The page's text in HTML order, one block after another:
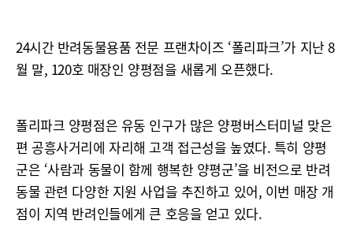
24시간 반려동물용품 전문 프랜차이즈 ‘폴리파크’가 지난 8
월 말, 120호 매장인 양평점을 새롭게 오픈했다.
폴리파크 양평점은 유동 인구가 많은 양평버스터미널 맞은
편 공흥사거리에 자리해 고객 접근성을 높였다. 특히 양평
군은 ‘사람과 동물이 함께 행복한 양평군’을 비전으로 반려
동물 관련 다양한 지원 사업을 추진하고 있어, 이번 매장 개
점이 지역 반려인들에게 큰 호응을 얻고 있다.